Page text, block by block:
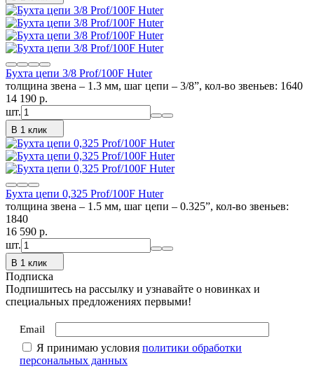
Бухта цепи 3/8 Prof/100F Huter
толщина звена – 1.3 мм, шаг цепи – 3/8”, кол-во звеньев: 1640
14 190 p.
шт.
В 1 клик
Бухта цепи 0,325 Prof/100F Huter
толщина звена – 1.5 мм, шаг цепи – 0.325”, кол-во звеньев:
1840
16 590 p.
шт.
В 1 клик
Подписка
Подпишитесь на рассылку и узнавайте о новинках и
специальных предложениях первыми!
Email
Я принимаю условия политики обработки
персональных данных